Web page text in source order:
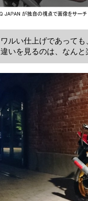
ワルい仕上げであって
違いを見るのは、なん